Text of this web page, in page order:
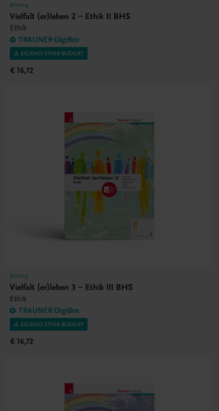
Bildung
Vielfalt (er)leben 2 – Ethik II BHS
Ethik
TRAUNER-DigiBox
⚠️ EIGENES ETHIK-BUDGET
€ 16,72
Bildung
Vielfalt (er)leben 3 – Ethik III BHS
Ethik
TRAUNER-DigiBox
⚠️ EIGENES ETHIK-BUDGET
€ 16,72